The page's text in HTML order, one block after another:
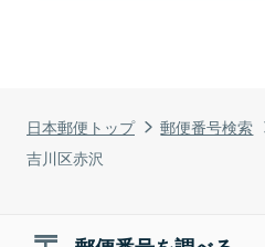
日本郵便トップ 郵便番号検索
吉川区赤沢